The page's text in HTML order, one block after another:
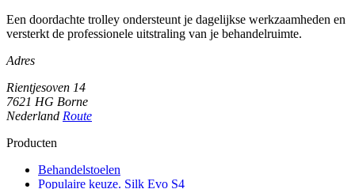
Een doordachte trolley ondersteunt je dagelijkse werkzaamheden en
versterkt de professionele uitstraling van je behandelruimte.
Adres
Rientjesoven 14
7621 HG Borne
Nederland Route
Producten
Behandelstoelen
Populaire keuze. Silk Evo S4